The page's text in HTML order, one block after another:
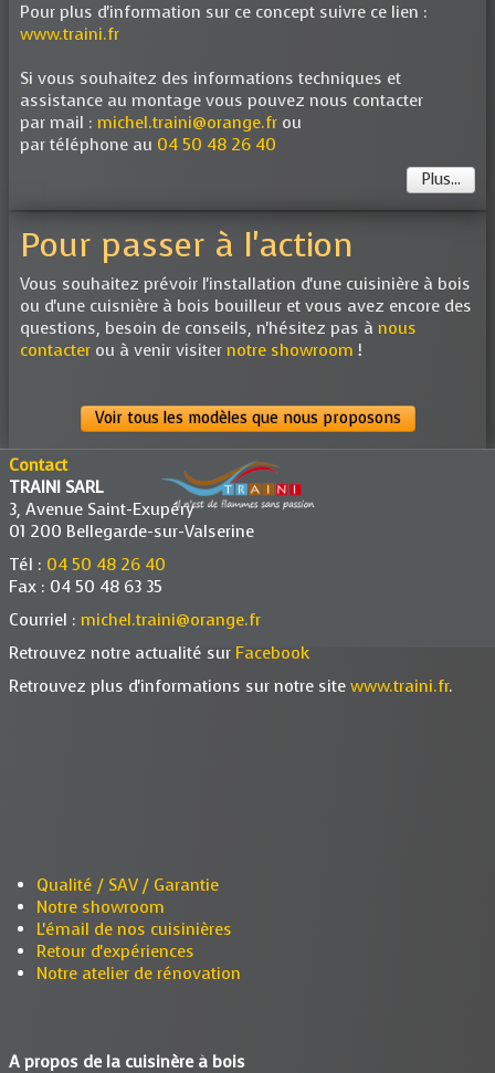
Pour plus d'information sur ce concept suivre ce lien :
www.traini.fr
Si vous souhaitez des informations techniques et
assistance au montage vous pouvez nous contacter
par mail : michel.traini@orange.fr ou
par téléphone au 04 50 48 26 40
Plus...
Pour passer à l'action
Vous souhaitez prévoir l'installation d'une cuisinière à bois
ou d'une cuisnière à bois bouilleur et vous avez encore des
questions, besoin de conseils, n'hésitez pas à nous
contacter ou à venir visiter notre showroom !
Voir tous les modèles que nous proposons
Contact
TRAINI SARL
3, Avenue Saint-Exupéry
01 200 Bellegarde-sur-Valserine
Tél : 04 50 48 26 40
Fax : 04 50 48 63 35
Courriel : michel.traini@orange.fr
Retrouvez notre actualité sur Facebook
Retrouvez plus d'informations sur notre site www.traini.fr.
Qualité / SAV / Garantie
Notre showroom
L'émail de nos cuisinières
Retour d'expériences
Notre atelier de rénovation
A propos de la cuisinère à bois